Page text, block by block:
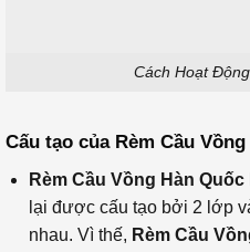
Cách Hoạt
Cấu tạo của Rèm Cầu
Rèm Cầu Vồng Hàn Quốc
lại được cấu tạo bởi 2 lớp
nhau. Vì thế, Rèm Cầu